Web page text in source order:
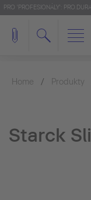
PRO 'PROFESIONÁLY':
Home Produkty
Starck